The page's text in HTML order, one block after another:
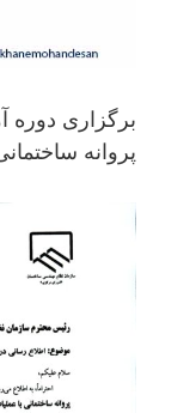
برگزاری دوره
پروانه